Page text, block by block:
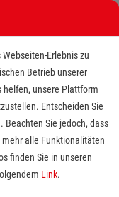
Maltesern
Maltesern
Erlebnis zu
Betrieb unserer
helfen, unsere Plattform
Entscheiden Sie
Beachten Sie jedoch, dass
alle Funktionalitäten
finden Sie in unseren
Link.